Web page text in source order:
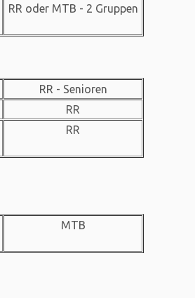
RR oder MTB - 2 Gruppen
RR - Senioren
RR
RR
MTB